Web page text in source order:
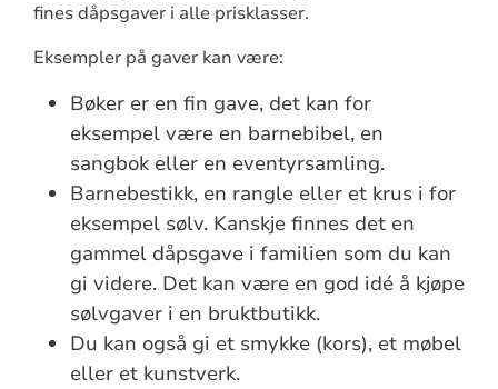
fines dåpsgaver i alle prisklasser.
Eksempler på gaver kan være:
Bøker er en fin gave, det kan for
eksempel være en barnebibel, en
sangbok eller en eventyrsamling.
Barnebestikk, en rangle eller et krus i for
eksempel sølv. Kanskje finnes det en
gammel dåpsgave i familien som du kan
gi videre. Det kan være en god idé å kjøpe
sølvgaver i en bruktbutikk.
Du kan også gi et smykke (kors), et møbel
eller et kunstverk.